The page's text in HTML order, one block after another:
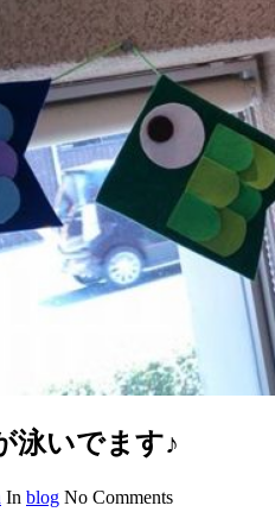
泳いでます♪
In blog No Comments